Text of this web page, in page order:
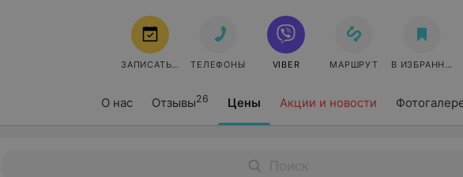
О нас Отзывы26 Цены Акции и новости
ЗАПИСАТЬСЯ ТЕЛЕФОНЫ VIBER МАРШРУТ В ИЗБРАННОЕ